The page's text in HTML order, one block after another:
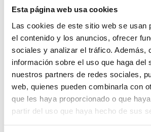
Esta página web usa cookies
Las cookies de este sitio web se usan
el contenido y los anuncios, ofrecer
sociales y analizar el tráfico. Además,
información sobre el uso que haga del
nuestros partners de redes sociales,
web, quienes pueden combinarla con
que les haya proporcionado o que
partir del uso que haya hecho de sus
sentido físico como figurado.
Hit the roof
Se dice de alguien que está fuera de
enfadado en un contexto informal.
It’s water under the bridge
Exactamente eso, un problema ya
To feel blue
En inglés se relaciona este color con la
esta expresión tiene el significado de
It sounds Greek to me
En inglés no les suena algo a